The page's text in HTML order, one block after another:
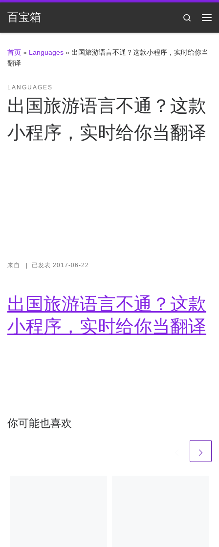
Skip to content
百宝箱
Search
首页 » Languages » 出国旅游语言不通？这款小程序，实时给你当
翻译
LANGUAGES
出国旅游语言不通？这款
小程序，实时给你当翻译
来自 | 已发表 2017-06-22
出国旅游语言不通？这款
小程序，实时给你当翻译
你可能也喜欢